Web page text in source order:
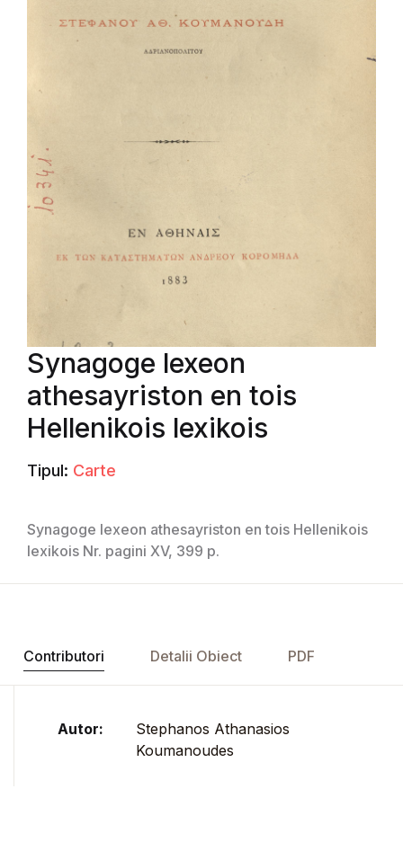
Synagoge lexeon
athesayriston en tois
Hellenikois lexikois
Tipul: Carte
Synagoge lexeon athesayriston en tois Hellenikois
lexikois Nr. pagini XV, 399 p.
Contributori Detalii Obiect PDF
Autor:
Stephanos Athanasios
Koumanoudes